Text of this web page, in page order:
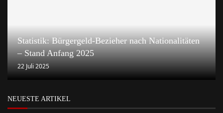
Statistik: Bürgergeld-Bezieher nach Nationalitäten
– Stand Anfang 2025
22 Juli 2025
NEUESTE ARTIKEL